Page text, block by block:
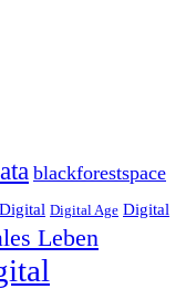
blackforestspace
Digital Digital Age Digital
Leben